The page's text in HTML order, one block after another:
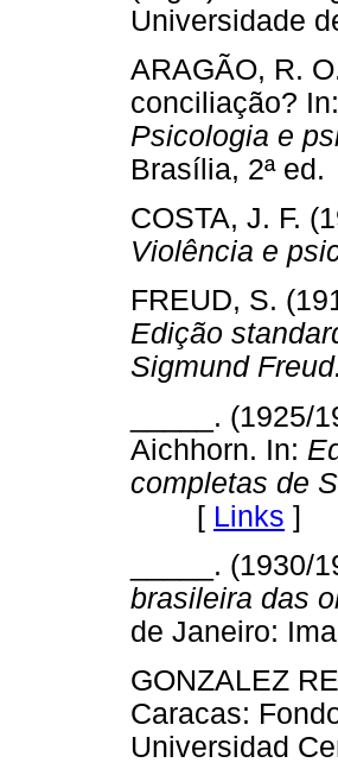
ARAGÃO, R.
conciliação?
Psicologia e
Brasília, 2ª
COSTA, J. F.
Violência e
FREUD, S.
Edição
Sigmund Freud.
_____. (1925/
Aichhorn. In:
completas de
[ Links ]
_____.
brasileira das
de Janeiro:
GONZALEZ
Caracas:
Universidad